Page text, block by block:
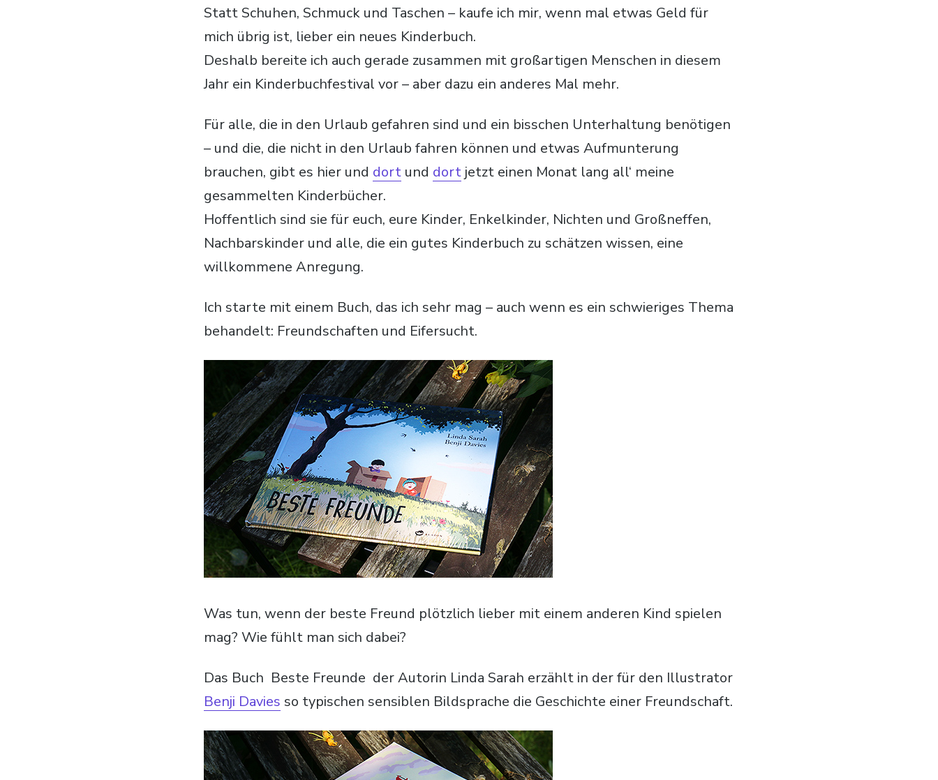
Statt Schuhen, Schmuck und Taschen – kaufe ich mir, wenn mal etwas Geld für
mich übrig ist, lieber ein neues Kinderbuch.
Deshalb bereite ich auch gerade zusammen mit großartigen Menschen in diesem
Jahr ein Kinderbuchfestival vor – aber dazu ein anderes Mal mehr.
Für alle, die in den Urlaub gefahren sind und ein bisschen Unterhaltung benötigen
– und die, die nicht in den Urlaub fahren können und etwas Aufmunterung
brauchen, gibt es hier und dort und dortjetzt einen Monat lang all‘ meine
gesammelten Kinderbücher.
Hoffentlich sind sie für euch, eure Kinder, Enkelkinder, Nichten und Großneffen,
Nachbarskinder und alle, die ein gutes Kinderbuch zu schätzen wissen, eine
willkommene Anregung.
Ich starte mit einem Buch, das ich sehr mag – auch wenn es ein schwieriges Thema
behandelt: Freundschaften und Eifersucht.
Was tun, wenn der beste Freund plötzlich lieber mit einem anderen Kind spielen
mag? Wie fühlt man sich dabei?
Das Buch Beste Freunde der Autorin Linda Sarah erzählt in der für den Illustrator
Benji Davies so typischen sensiblen Bildsprache die Geschichte einer Freundschaft.